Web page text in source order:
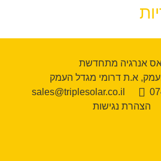
אנרגיה מתחדשת
א.ת דרומי מגדל העמק
sales@triplesolar.co.il
הצהרת נגישות